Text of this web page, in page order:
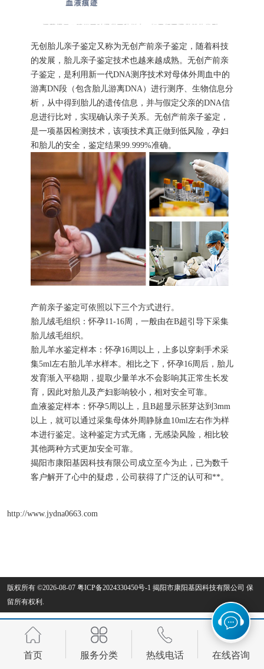
无创胎儿亲子鉴定又称为无创产前亲子鉴定，随着科技
的发展，胎儿亲子鉴定技术也越来越成熟。无创产前亲
子鉴定，是利用新一代DNA测序技术对母体外周血中的
游离DN段（包含胎儿游离DNA）进行测序、生物信息分
析，从中得到胎儿的遗传信息，并与假定父亲的DNA信
息进行比对，实现确认亲子关系。无创产前亲子鉴定，
是一项基因检测技术，该项技术真正做到低风险，孕妇
和胎儿的安全，鉴定结果99.999%准确。
产前亲子鉴定可依照以下三个方式进行。
胎儿绒毛组织：怀孕11-16周，一般由在B超引导下采集
胎儿绒毛组织。
胎儿羊水鉴定样本：怀孕16周以上，上多以穿刺手术采
集5ml左右胎儿羊水样本。相比之下，怀孕16周后，胎儿
发育渐入平稳期，提取少量羊水不会影响其正常生长发
育，因此对胎儿及产妇影响较小，相对安全可靠。
血液鉴定样本：怀孕5周以上，且B超显示胚芽达到3mm
以上，就可以通过采集母体外周静脉血10ml左右作为样
本进行鉴定。这种鉴定方式无痛，无感染风险，相比较
其他两种方式更加安全可靠。
揭阳市康阳基因科技有限公司成立至今为止，已为数千
客户解开了心中的疑虑，公司获得了广泛的认可和**。
http://www.jydna0663.com
版权所有 ©2026-08-07 粤ICP备2024330450号-1 揭阳市康阳基因科技有限公司 保
留所有权利.
首页 服务分类 热线电话 在线咨询